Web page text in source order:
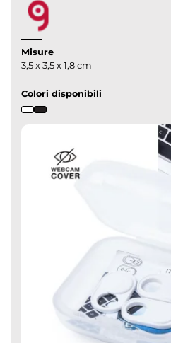
Misure
3,5 x 3,5 x 1,8 cm
Colori disponibili